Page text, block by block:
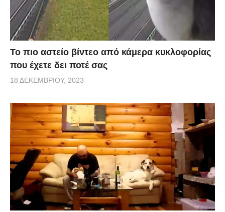
Το πιο αστείο βίντεο από κάμερα κυκλοφορίας
που έχετε δει ποτέ σας
18 ΔΕΚΕΜΒΡΊΟΥ, 2023